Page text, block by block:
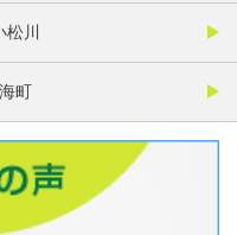
川
町